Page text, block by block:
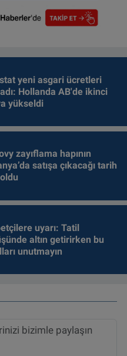
yeni asgari ücretleri
Hollanda AB'de ikinci
yükseldi
zayıflama hapının
satışa çıkacağı tarih
uyarı: Tatil
altın getirirken bu
unutmayın